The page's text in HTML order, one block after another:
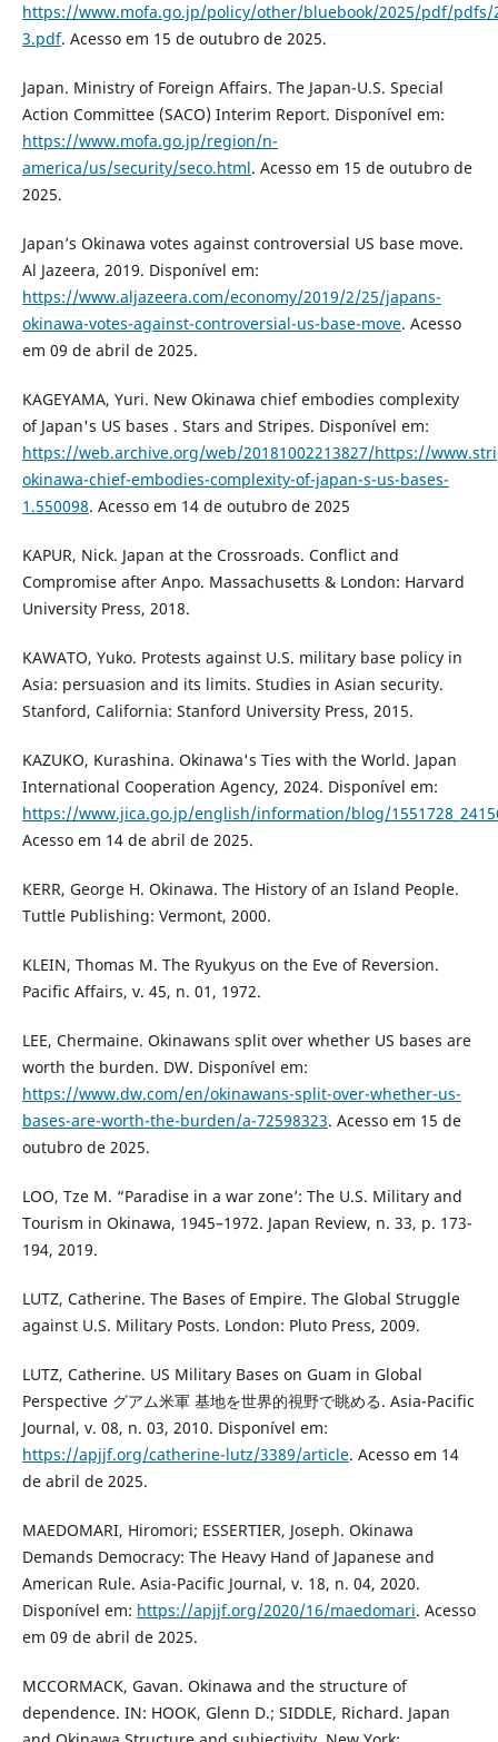
https://www.mofa.go.jp/policy/other/bluebook/2025/pdf/pdfs/
3.pdf. Acesso em 15 de outubro de 2025.
Japan. Ministry of Foreign Affairs. The Japan-U.S. Special
Action Committee (SACO) Interim Report. Disponível em:
https://www.mofa.go.jp/region/n-
america/us/security/seco.html. Acesso em 15 de outubro de
2025.
Japan’s Okinawa votes against controversial US base move.
Al Jazeera, 2019. Disponível em:
https://www.aljazeera.com/economy/2019/2/25/japans-
okinawa-votes-against-controversial-us-base-move. Acesso
em 09 de abril de 2025.
KAGEYAMA, Yuri. New Okinawa chief embodies complexity
of Japan's US bases . Stars and Stripes. Disponível em:
https://web.archive.org/web/20181002213827/https://
okinawa-chief-embodies-complexity-of-japan-s-us-bases-
1.550098. Acesso em 14 de outubro de 2025
KAPUR, Nick. Japan at the Crossroads. Conflict and
Compromise after Anpo. Massachusetts & London: Harvard
University Press, 2018.
KAWATO, Yuko. Protests against U.S. military base policy in
Asia: persuasion and its limits. Studies in Asian security.
Stanford, California: Stanford University Press, 2015.
KAZUKO, Kurashina. Okinawa's Ties with the World. Japan
International Cooperation Agency, 2024. Disponível em:
https://www.jica.go.jp/english/information/blog/
Acesso em 14 de abril de 2025.
KERR, George H. Okinawa. The History of an Island People.
Tuttle Publishing: Vermont, 2000.
KLEIN, Thomas M. The Ryukyus on the Eve of Reversion.
Pacific Affairs, v. 45, n. 01, 1972.
LEE, Chermaine. Okinawans split over whether US bases are
worth the burden. DW. Disponível em:
https://www.dw.com/en/okinawans-split-over-whether-us-
bases-are-worth-the-burden/a-72598323. Acesso em 15 de
outubro de 2025.
LOO, Tze M. “Paradise in a war zone’: The U.S. Military and
Tourism in Okinawa, 1945–1972. Japan Review, n. 33, p. 173-
194, 2019.
LUTZ, Catherine. The Bases of Empire. The Global Struggle
against U.S. Military Posts. London: Pluto Press, 2009.
LUTZ, Catherine. US Military Bases on Guam in Global
Perspective グアム米軍 基地を世界的視野で眺める. Asia-Pacific
Journal, v. 08, n. 03, 2010. Disponível em:
https://apjjf.org/catherine-lutz/3389/article. Acesso em 14
de abril de 2025.
MAEDOMARI, Hiromori; ESSERTIER, Joseph. Okinawa
Demands Democracy: The Heavy Hand of Japanese and
American Rule. Asia-Pacific Journal, v. 18, n. 04, 2020.
Disponível em: https://apjjf.org/2020/16/maedomari. Acesso
em 09 de abril de 2025.
MCCORMACK, Gavan. Okinawa and the structure of
dependence. IN: HOOK, Glenn D.; SIDDLE, Richard. Japan